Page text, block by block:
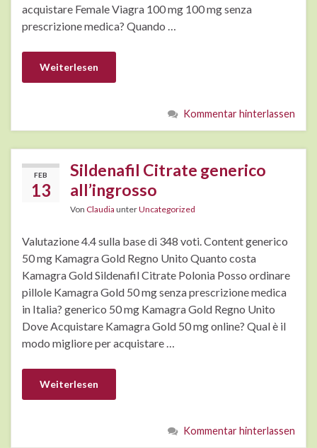
acquistare Female Viagra 100 mg 100 mg senza
prescrizione medica? Quando …
Weiterlesen
Kommentar hinterlassen
FEB
13
Sildenafil Citrate generico
all’ingrosso
Von Claudia unterUncategorized
Valutazione 4.4 sulla base di 348 voti. Content generico
50 mg Kamagra Gold Regno Unito Quanto costa
Kamagra Gold Sildenafil Citrate Polonia Posso ordinare
pillole Kamagra Gold 50 mg senza prescrizione medica
in Italia? generico 50 mg Kamagra Gold Regno Unito
Dove Acquistare Kamagra Gold 50 mg online? Qual è il
modo migliore per acquistare …
Weiterlesen
Kommentar hinterlassen